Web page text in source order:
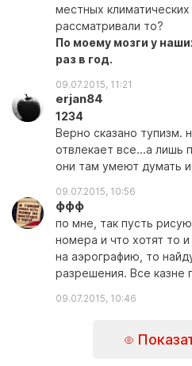
местных
рассматривали то?
По моему мозги у
раз в год.
09.07.2015, 11:21
erjan84
1234
Верно сказано тупизм.
отвлекает все...а лишь
они там умеют думать
09.07.2015, 10:56
ффф
по мне, так пусть
номера и что хотят то
на аэрографию, то
разрешения. Все казне
09.07.2015, 10:46